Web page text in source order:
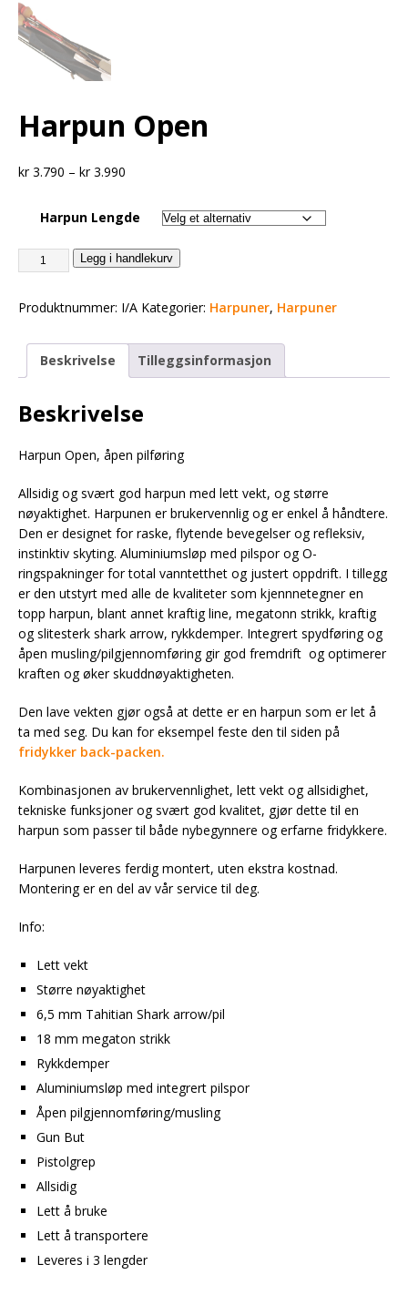
Harpun Open
kr3.790 – kr3.990
Harpun Lengde
Legg i handlekurv
Produktnummer: I/A Kategorier: Harpuner, Harpuner
Beskrivelse Tilleggsinformasjon
Beskrivelse
Harpun Open, åpen pilføring
Allsidig og svært god harpun med lett vekt, og større
nøyaktighet. Harpunen er brukervennlig og er enkel å håndtere.
Den er designet for raske, flytende bevegelser og refleksiv,
instinktiv skyting. Aluminiumsløp med pilspor og O-
ringspakninger for total vanntetthet og justert oppdrift. I tillegg
er den utstyrt med alle de kvaliteter som kjennnetegner en
topp harpun, blant annet kraftig line, megatonn strikk, kraftig
og slitesterk shark arrow, rykkdemper. Integrert spydføring og
åpen musling/pilgjennomføring gir god fremdrift og optimerer
kraften og øker skuddnøyaktigheten.
Den lave vekten gjør også at dette er en harpun som er let å
ta med seg. Du kan for eksempel feste den til siden på
fridykker back-packen.
Kombinasjonen av brukervennlighet, lett vekt og allsidighet,
tekniske funksjoner og svært god kvalitet, gjør dette til en
harpun som passer til både nybegynnere og erfarne fridykkere.
Harpunen leveres ferdig montert, uten ekstra kostnad.
Montering er en del av vår service til deg.
Info:
Lett vekt
Større nøyaktighet
6,5 mm Tahitian Shark arrow/pil
18 mm megaton strikk
Rykkdemper
Aluminiumsløp med integrert pilspor
Åpen pilgjennomføring/musling
Gun But
Pistolgrep
Allsidig
Lett å bruke
Lett å transportere
Leveres i 3 lengder